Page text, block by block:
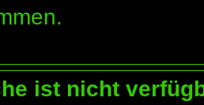
ist nicht